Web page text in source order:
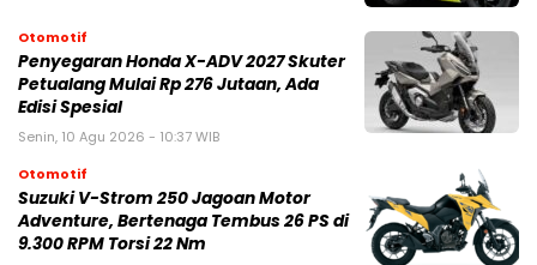
Otomotif
Penyegaran Honda X-ADV 2027 Skuter
Petualang Mulai Rp 276 Jutaan, Ada
Edisi Spesial
Senin, 10 Agu 2026 - 10:37 WIB
Otomotif
Suzuki V-Strom 250 Jagoan Motor
Adventure, Bertenaga Tembus 26 PS di
9.300 RPM Torsi 22 Nm